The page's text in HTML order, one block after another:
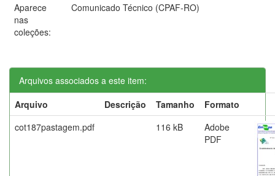
Aparece
nas
coleções:
Comunicado Técnico (CPAF-RO)
Arquivos associados a este item:
Arquivo
Descrição Tamanho
Formato
cot187pastagem.pdf
116 kB
Adobe
PDF